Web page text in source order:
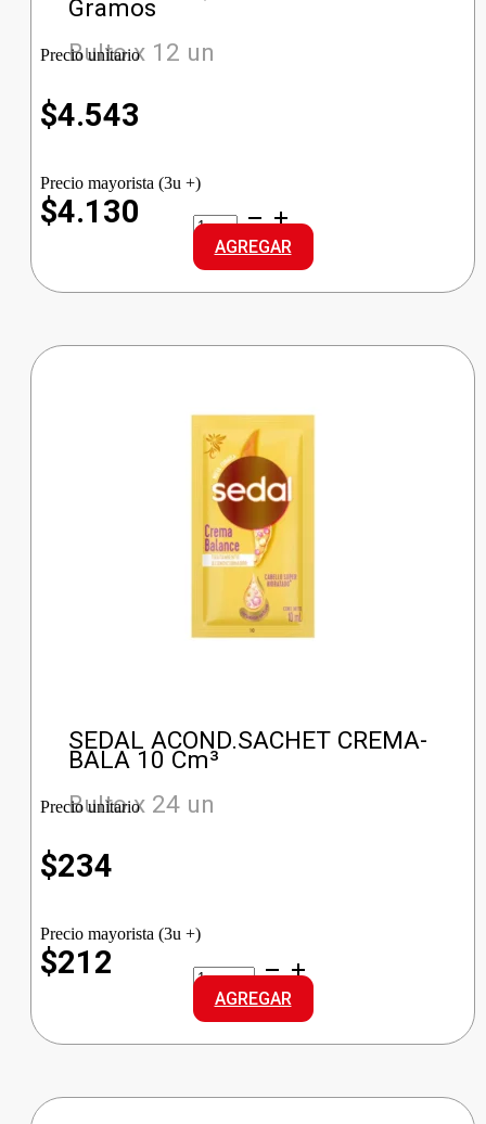
Gramos
Bulto x 12 un
Precio unitario
$4.543
Precio mayorista (3u +)
$4.130
AXE
DEO
BS,
CHERRY
SPRITZ
AGREGAR
SEDAL ACOND.SACHET CREMA-
BALA 10 Cm³
Bulto x 24 un
Precio unitario
$234
Precio mayorista (3u +)
$212
SEDAL
ACOND.SACHET
CREMA-
BALA
cantidad
AGREGAR